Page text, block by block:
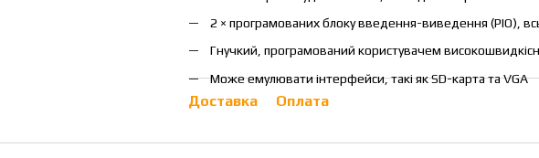
2 × програмованих блоку введення-виведення (PIO),
Гнучкий, програмований користувачем
Може емулювати інтерфейси, такі як SD-карта та VGA
Доставка Оплата